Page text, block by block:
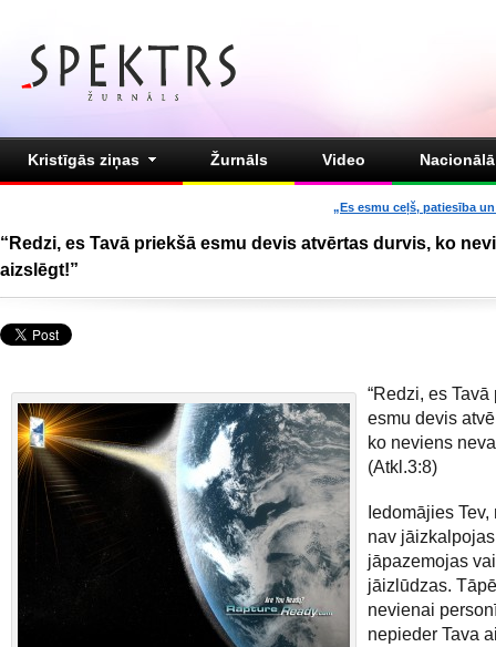
Kristīgās ziņas Žurnāls Video
„Es esmu ceļš, patiesība
“Redzi, es Tavā priekšā esmu devis atvērtas durvis, ko
aizslēgt!”
“Redzi, es Tavā
esmu devis
ko neviens
(Atkl.3:8)
Iedomājies
nav
jāpazemojas vai
jāizlūdzas.
nevienai
nepieder Tava